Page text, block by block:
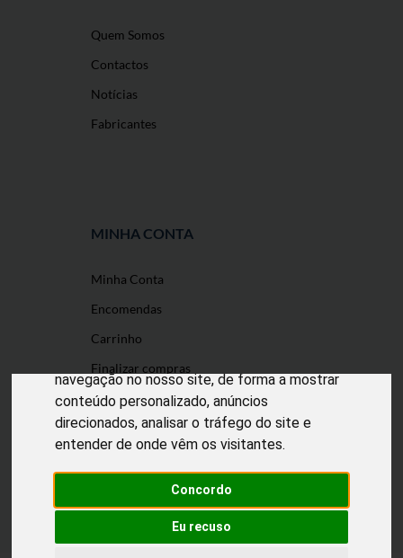
Utilizamos cookies e outras tecnologias de
navegação no nosso site, de forma a mostrar
conteúdo personalizado, anúncios
direcionados, analisar o tráfego do site e
entender de onde vêm os visitantes.
Concordo
Eu recuso
Quem Somos
Contactos
Notícias
Fabricantes
MINHA CONTA
Minha Conta
Encomendas
Carrinho
Finalizar compras
Desenvolvido porPuxe Negócios
@2022 Incomedicura. Todos os direitos
reservados.